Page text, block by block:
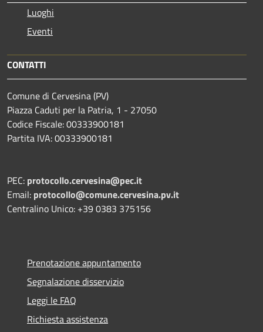
Luoghi
Eventi
CONTATTI
Comune di Cervesina (PV)
Piazza Caduti per la Patria, 1 - 27050
Codice Fiscale: 00333900181
Partita IVA: 00333900181
PEC: protocollo.cervesina@pec.it
Email: protocollo@comune.cervesina.pv.it
Centralino Unico: +39 0383 375156
Prenotazione appuntamento
Segnalazione disservizio
Leggi le FAQ
Richiesta assistenza